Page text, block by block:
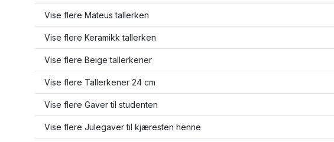
Vise flere Mateus tallerken
Vise flere Keramikk tallerken
Vise flere Beige tallerkener
Vise flere Tallerkener 24 cm
Vise flere Gaver til studenten
Vise flere Julegaver til kjæresten henne